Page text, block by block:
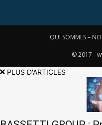
QUI SOMMES –
© 2017 -
PLUS D'ARTICLES